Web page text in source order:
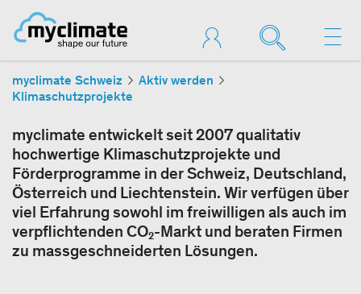
myclimate Schweiz
Aktiv werden
Klimaschutzprojekte
myclimate entwickelt seit 2007 qualitativ
hochwertige Klimaschutzprojekte und
Förderprogramme in der Schweiz, Deutschland,
Österreich und Liechtenstein. Wir verfügen über
viel Erfahrung sowohl im freiwilligen als auch im
verpflichtenden CO₂-Markt und beraten Firmen
zu massgeschneiderten Lösungen.